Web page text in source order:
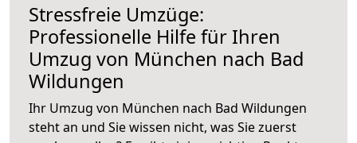
Stressfreie Umzüge:
Professionelle Hilfe für Ihren
Umzug von München nach Bad
Wildungen
Ihr Umzug von München nach Bad Wildungen
steht an und Sie wissen nicht, was Sie zuerst